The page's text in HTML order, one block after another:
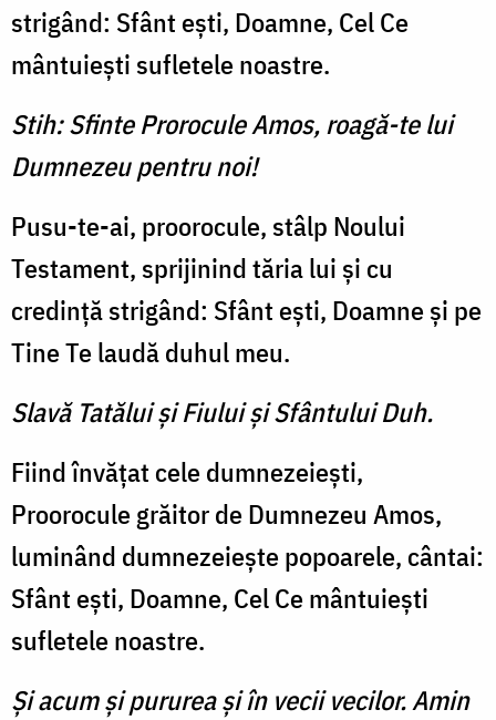
strigând: Sfânt eşti, Doamne, Cel Ce
mântuieşti sufletele noastre.
Stih: Sfinte Prorocule Amos, roagă-te lui
Dumnezeu pentru noi!
Pusu-te-ai, proorocule, stâlp Noului
Testament, sprijinind tăria lui şi cu
credinţă strigând: Sfânt eşti, Doamne şi pe
Tine Te laudă duhul meu.
Slavă Tatălui şi Fiului şi Sfântului Duh.
Fiind învăţat cele dumnezeieşti,
Proorocule grăitor de Dumnezeu Amos,
luminând dumnezeieşte popoarele, cântai:
Sfânt eşti, Doamne, Cel Ce mântuieşti
sufletele noastre.
Şi acum şi pururea şi în vecii vecilor. Amin